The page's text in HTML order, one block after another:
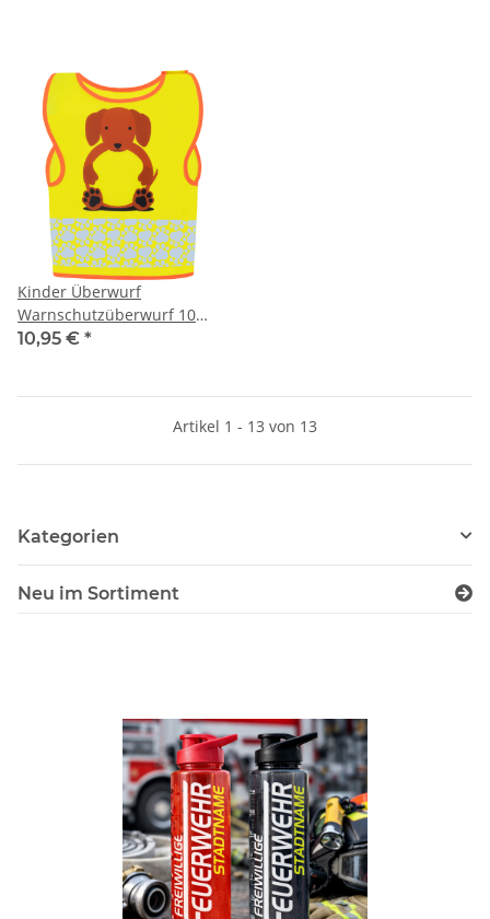
Kinder Überwurf
Warnschutzüberwurf 10
Tiermotive KITA CO² Neutral
10,95 € *
Artikel 1 - 13 von 13
Kategorien
Neu im Sortiment